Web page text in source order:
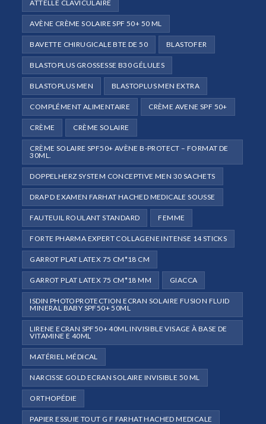
ATTELLE CLAVICULAIRE
AVÈNE CRÈME SOLAIRE SPF 50+ 50 ML
BAVETTE CHIRUGICALE BTE DE 50 BLASTOFER
BLASTOPLUS GROSSESSE B30 GÉLULES
BLASTOPLUS MEN BLASTOPLUS MEN EXTRA
COMPLÉMENT ALIMENTAIRE CRÈME AVENE SPF 50+
CRÈME CRÈME SOLAIRE
CRÈME SOLAIRE SPF50+ AVÈNE B-PROTECT – FORMAT DE
30ML.
DOPPELHERZ SYSTEM CONCEPTIVE MEN 30 SACHETS
DRAP D EXAMEN FARHAT HACHED MEDICALE SOUSSE
FAUTEUIL ROULANT STANDARD FEMME
FORTE PHARMA EXPERT COLLAGENE INTENSE 14 STICKS
GARROT PLAT LATEX 75 CM*18 CM
GARROT PLAT LATEX 75 CM*18 MM GIACCA
ISDIN PHOTOPROTECTION ECRAN SOLAIRE FUSION FLUID
MINERAL BABY SPF50+ 50ML
LIRENE ECRAN SPF50+ 40ML INVISIBLE VISAGE À BASE DE
VITAMINE E 40ML
MATÉRIEL MÉDICAL
NARCISSE GOLD ECRAN SOLAIRE INVISIBLE 50 ML
ORTHOPÉDIE
PAPIER ESSUIE TOUT G F FARHAT HACHED MEDICALE